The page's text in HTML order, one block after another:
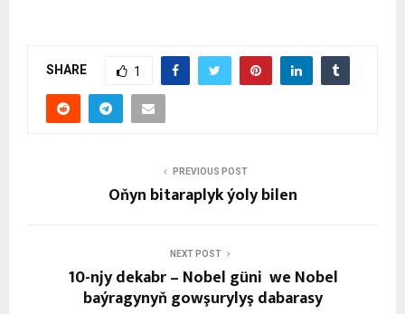
SHARE 1
PREVIOUS POST
Oňyn bitaraplyk ýoly bilen
NEXT POST
10-njy dekabr – Nobel güni we Nobel
baýragynyň gowşurylyş dabarasy